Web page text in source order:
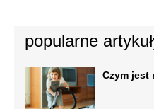
popularne
Czym jest